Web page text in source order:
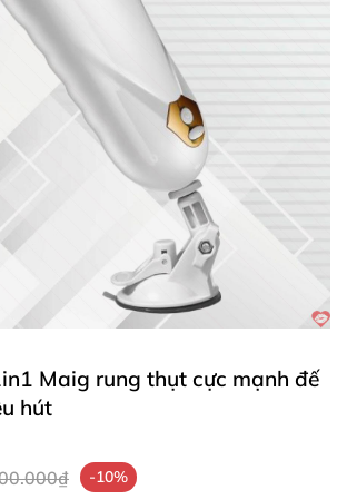
Maig rung thụt cực mạnh đế
hút
-10%